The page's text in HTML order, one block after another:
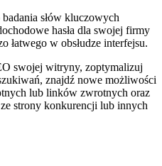
słów kluczowych
hasła dla swojej firmy
łatwego w obsłudze interfejsu.
swojej witryny, zoptymalizuj
znajdź nowe możliwości
lub linków zwrotnych oraz
strony konkurencji lub innych